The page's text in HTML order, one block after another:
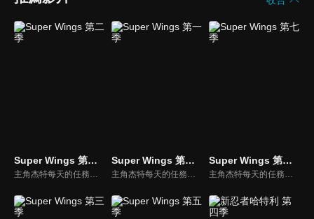
Super Wings 第二季 Super Wings 第一季 Super Wings 第七季